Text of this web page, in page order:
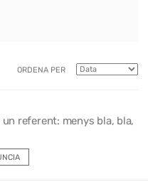
ORDENA PER
referent: menys bla, bla,